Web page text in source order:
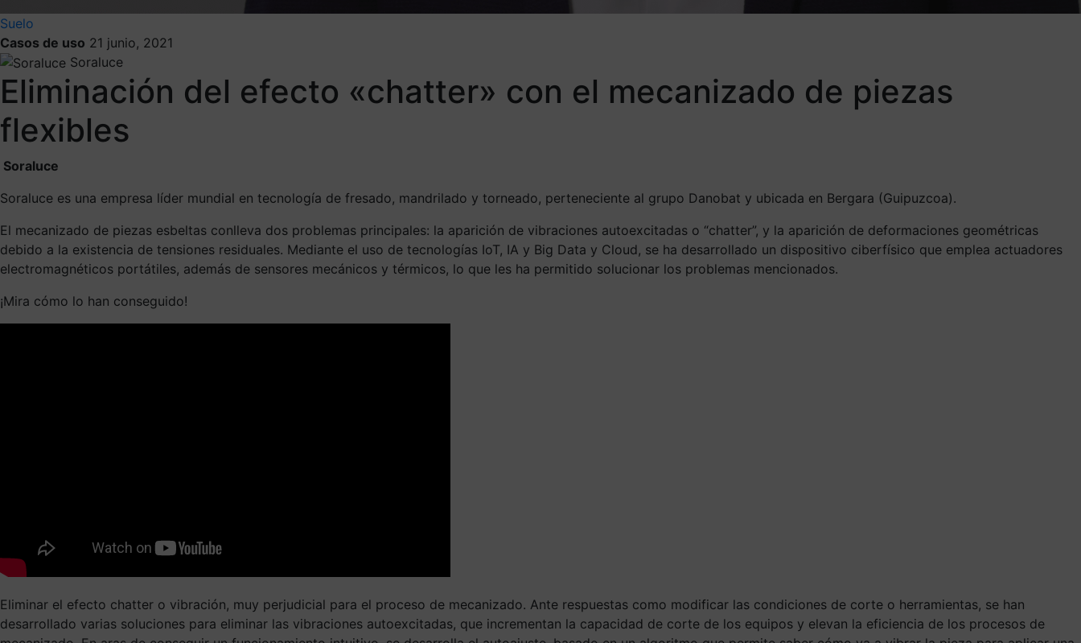
Suelo
Casos de uso 21 junio, 2021
Soraluce
Eliminación del efecto «chatter» con el mecanizado de piezas
flexibles
Soraluce
Soraluce es una empresa líder mundial en tecnología de fresado, mandrilado y torneado, perteneciente al grupo Danobat y ubicada en Bergara (Guipuzcoa).
El mecanizado de piezas esbeltas conlleva dos problemas principales: la aparición de vibraciones autoexcitadas o “chatter”, y la aparición de deformaciones geométricas
debido a la existencia de tensiones residuales. Mediante el uso de tecnologías IoT, IA y Big Data y Cloud, se ha desarrollado un dispositivo ciberfísico que emplea actuadores
electromagnéticos portátiles, además de sensores mecánicos y térmicos, lo que les ha permitido solucionar los problemas mencionados.
¡Mira cómo lo han conseguido!
Eliminar el efecto chatter o vibración, muy perjudicial para el proceso de mecanizado. Ante respuestas como modificar las condiciones de corte o herramientas, se han
desarrollado varias soluciones para eliminar las vibraciones autoexcitadas, que incrementan la capacidad de corte de los equipos y elevan la eficiencia de los procesos de